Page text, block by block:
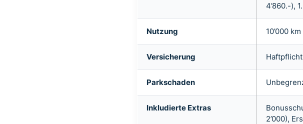
4’860.-),
Nutzung 10’000
Versicherung
Parkschaden
Inkludierte Extras
2’000),